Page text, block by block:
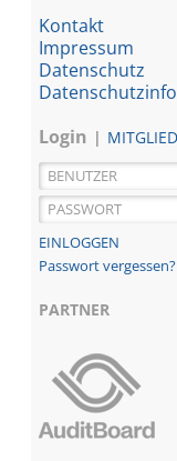
Kontakt
Impressum
Datenschutz
Login
Passwort vergessen?
PARTNER